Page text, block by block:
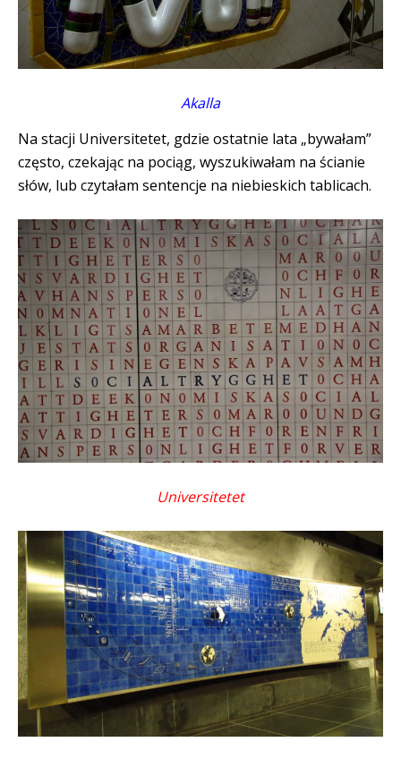
Akalla
Na stacji Universitetet, gdzie ostatnie lata „bywałam”
często, czekając na pociąg, wyszukiwałam na ścianie
słów, lub czytałam sentencje na niebieskich tablicach.
Universitetet